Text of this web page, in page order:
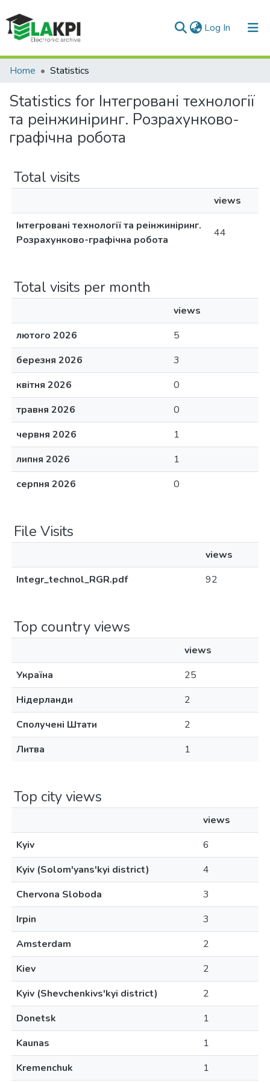
Log In (current)
Communities & Collections
All of DSpace
Home Statistics
Statistics for Інтегровані технології
та реінжиніринг. Розрахунково-
графічна робота
Total visits
views
Інтегровані технології та реінжиніринг.
Розрахунково-графічна робота
44
Total visits per month
views
лютого 2026
5
березня 2026
3
квітня 2026
0
травня 2026
0
червня 2026
1
липня 2026
1
серпня 2026
0
File Visits
views
Integr_technol_RGR.pdf
92
Top country views
views
Україна
25
Нідерланди
2
Сполучені Штати
2
Литва
1
Top city views
views
Kyiv
6
Kyiv (Solom'yans'kyi district)
4
Chervona Sloboda
3
Irpin
3
Amsterdam
2
Kiev
2
Kyiv (Shevchenkivs'kyi district)
2
Donetsk
1
Kaunas
1
Kremenchuk
1